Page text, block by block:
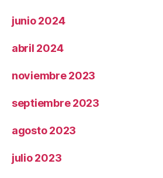
junio 2024
abril 2024
noviembre 2023
septiembre 2023
agosto 2023
julio 2023